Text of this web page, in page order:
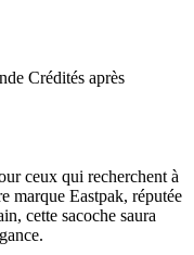
Crédités après
ceux qui recherchent à
marque Eastpak, réputée
cette sacoche saura